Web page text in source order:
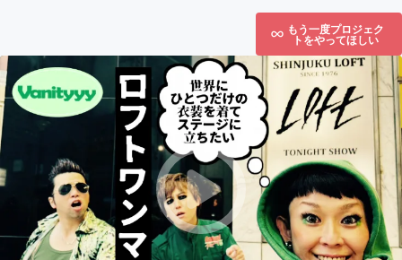
もう一度プロジェク
トをやってほしい